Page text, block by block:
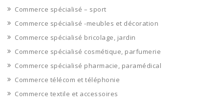
Commerce spécialisé – sport
Commerce spécialisé -meubles et décoration
Commerce spécialisé bricolage, jardin
Commerce spécialisé cosmétique, parfumerie
Commerce spécialisé pharmacie, paramédical
Commerce télécom et téléphonie
Commerce textile et accessoires